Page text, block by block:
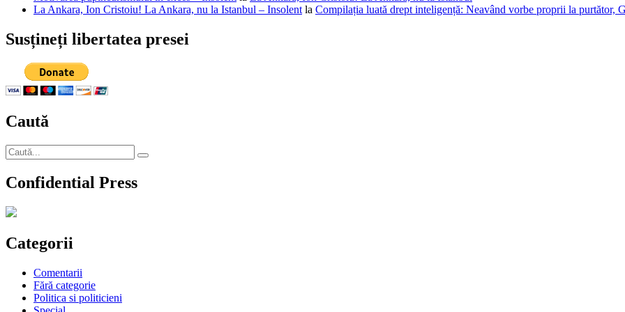
La Ankara, Ion Cristoiu! La Ankara, nu la Istanbul – Insolentla Compilația luată drept inteligență: Neavând vorbe proprii la purtător,
Susțineți libertatea presei
Caută
Caută
după:
Căutare
Confidential Press
Categorii
Comentarii
Fără categorie
Politica si politicieni